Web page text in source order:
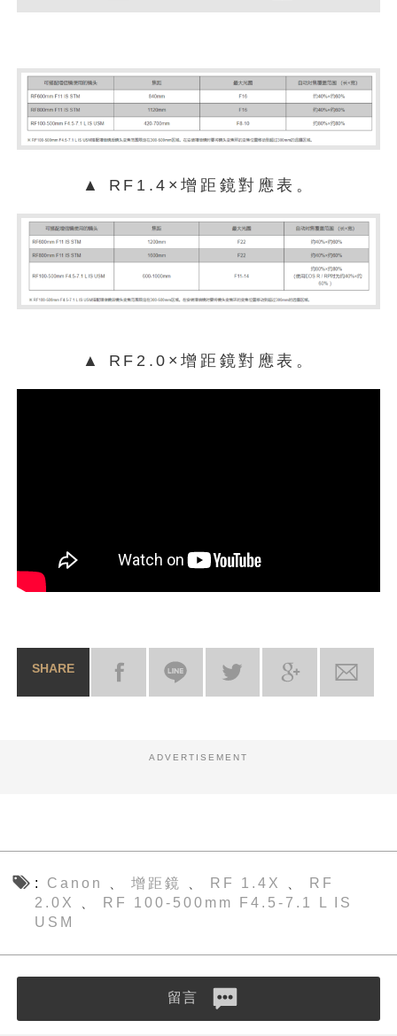
▲ RF1.4×增距鏡對應表。
▲ RF2.0×增距鏡對應表。
SHARE
ADVERTISEMENT
Canon 、 增距鏡 、 RF 1.4X 、
RF
2.0X
、
RF 100-500mm F4.5-7.1 L IS
USM
留言